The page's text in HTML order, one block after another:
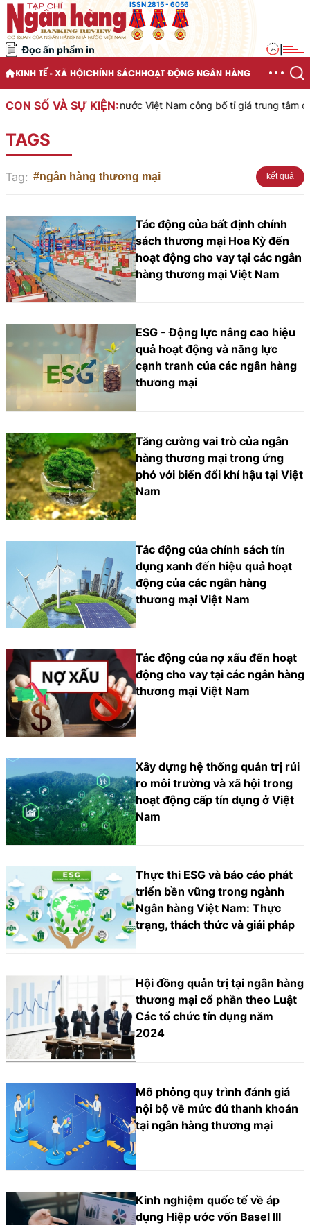
ISSN 2815 - 6056
Đọc ấn phẩm in
KINH TẾ - XÃ HỘICHÍNH SÁCHHOẠT ĐỘNG NGÂN HÀNG
CON SỐ VÀ SỰ KIỆN:
Ngân hàng Nhà nước Việt Nam công bố tỉ giá trung tâm của
TAGS
Tag: #ngân hàng thương mại kết quả
Tác động của bất định chính
sách thương mại Hoa Kỳ đến
hoạt động cho vay tại các ngân
hàng thương mại Việt Nam
ESG - Động lực nâng cao hiệu
quả hoạt động và năng lực
cạnh tranh của các ngân hàng
thương mại
Tăng cường vai trò của ngân
hàng thương mại trong ứng
phó với biến đổi khí hậu tại Việt
Nam
Tác động của chính sách tín
dụng xanh đến hiệu quả hoạt
động của các ngân hàng
thương mại Việt Nam
Tác động của nợ xấu đến hoạt
động cho vay tại các ngân hàng
thương mại Việt Nam
Xây dựng hệ thống quản trị rủi
ro môi trường và xã hội trong
hoạt động cấp tín dụng ở Việt
Nam
Thực thi ESG và báo cáo phát
triển bền vững trong ngành
Ngân hàng Việt Nam: Thực
trạng, thách thức và giải pháp
Hội đồng quản trị tại ngân hàng
thương mại cổ phần theo Luật
Các tổ chức tín dụng năm
2024
Mô phỏng quy trình đánh giá
nội bộ về mức đủ thanh khoản
tại ngân hàng thương mại
Kinh nghiệm quốc tế về áp
dụng Hiệp ước vốn Basel III